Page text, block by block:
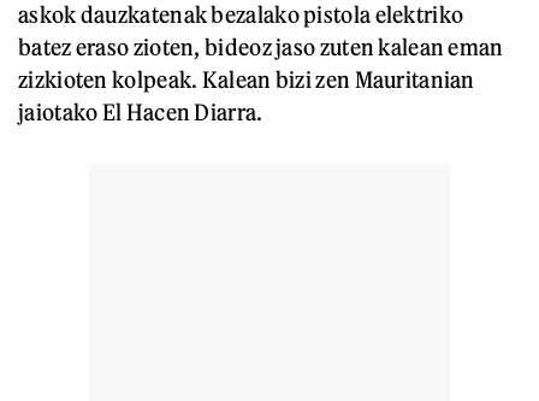
askok dauzkatenak bezalako pistola elektriko
batez eraso zioten, bideoz jaso zuten kalean eman
zizkioten kolpeak. Kalean bizi zen Mauritanian
jaiotako El Hacen Diarra.